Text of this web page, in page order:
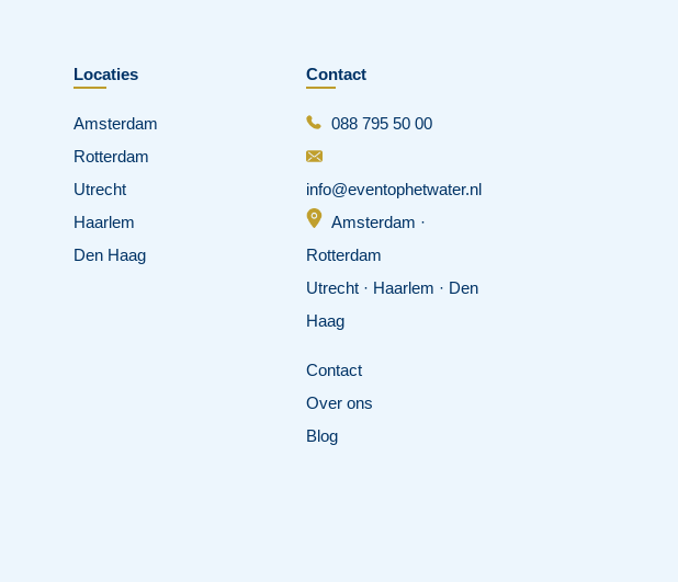
Locaties
Amsterdam
Rotterdam
Utrecht
Haarlem
Den Haag
Contact
088 795 50 00
info@eventophetwater.nl
Amsterdam ·
Rotterdam
Utrecht · Haarlem · Den
Haag
Contact
Over ons
Blog